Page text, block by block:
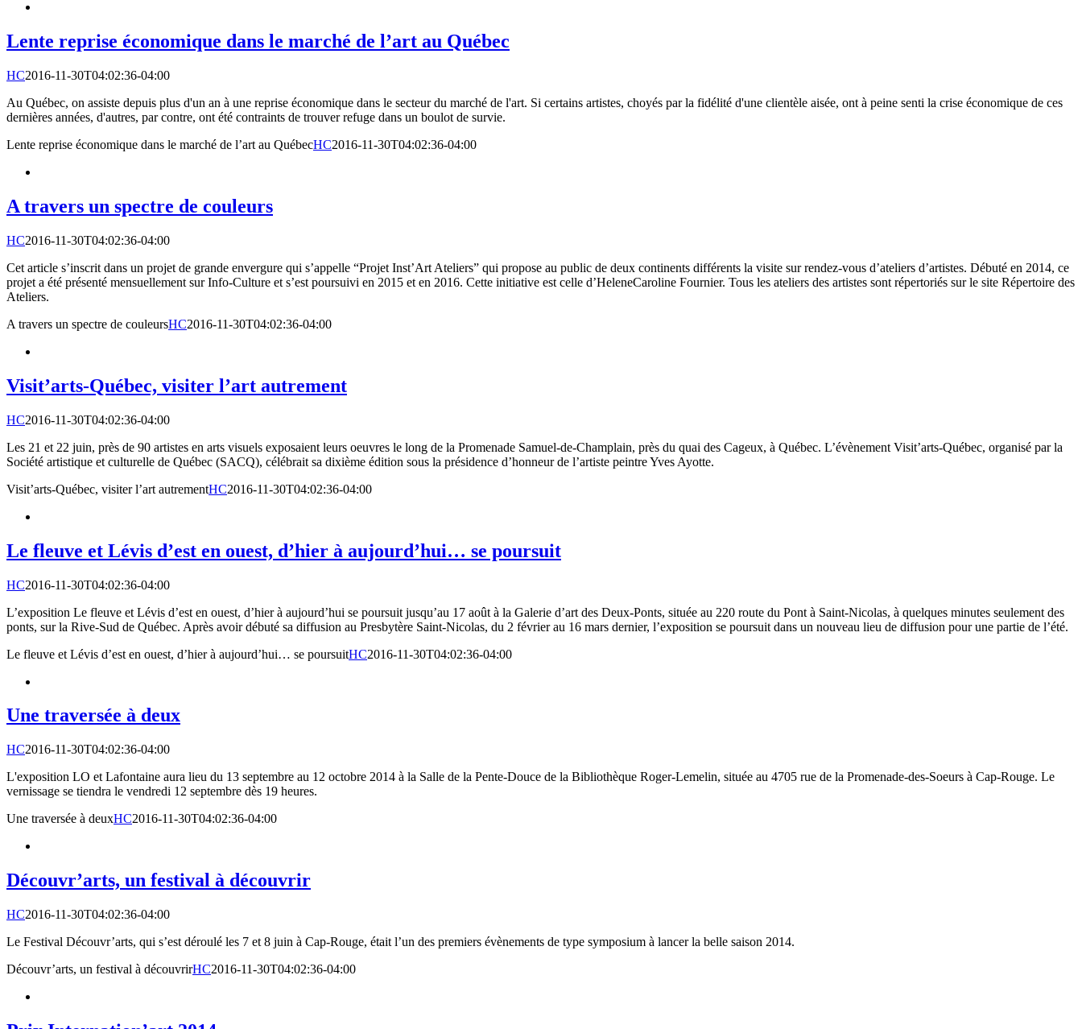
Lente reprise économique dans le marché de l’art au Québec
HC2016-11-30T04:02:36-04:00
Au Québec, on assiste depuis plus d'un an à une reprise économique dans le secteur du marché de l'art. Si certains artistes, choyés par la fidélité d'une clientèle aisée, ont à peine senti la crise économique de ces
dernières années, d'autres, par contre, ont été contraints de trouver refuge dans un boulot de survie.
Lente reprise économique dans le marché de l’art au QuébecHC2016-11-30T04:02:36-04:00
A travers un spectre de couleurs
HC2016-11-30T04:02:36-04:00
Cet article s’inscrit dans un projet de grande envergure qui s’appelle “Projet Inst’Art Ateliers” qui propose au public de deux continents différents la visite sur rendez-vous d’ateliers d’artistes. Débuté en 2014, ce
projet a été présenté mensuellement sur Info-Culture et s’est poursuivi en 2015 et en 2016. Cette initiative est celle d’HeleneCaroline Fournier. Tous les ateliers des artistes sont répertoriés sur le site Répertoire des
Ateliers.
A travers un spectre de couleursHC2016-11-30T04:02:36-04:00
Visit’arts-Québec, visiter l’art autrement
HC2016-11-30T04:02:36-04:00
Les 21 et 22 juin, près de 90 artistes en arts visuels exposaient leurs oeuvres le long de la Promenade Samuel-de-Champlain, près du quai des Cageux, à Québec. L’évènement Visit’arts-Québec, organisé par la
Société artistique et culturelle de Québec (SACQ), célébrait sa dixième édition sous la présidence d’honneur de l’artiste peintre Yves Ayotte.
Visit’arts-Québec, visiter l’art autrementHC2016-11-30T04:02:36-04:00
Le fleuve et Lévis d’est en ouest, d’hier à aujourd’hui… se poursuit
HC2016-11-30T04:02:36-04:00
L’exposition Le fleuve et Lévis d’est en ouest, d’hier à aujourd’hui se poursuit jusqu’au 17 août à la Galerie d’art des Deux-Ponts, située au 220 route du Pont à Saint-Nicolas, à quelques minutes seulement des
ponts, sur la Rive-Sud de Québec. Après avoir débuté sa diffusion au Presbytère Saint-Nicolas, du 2 février au 16 mars dernier, l’exposition se poursuit dans un nouveau lieu de diffusion pour une partie de l’été.
Le fleuve et Lévis d’est en ouest, d’hier à aujourd’hui… se poursuitHC2016-11-30T04:02:36-04:00
Une traversée à deux
HC2016-11-30T04:02:36-04:00
L'exposition LO et Lafontaine aura lieu du 13 septembre au 12 octobre 2014 à la Salle de la Pente-Douce de la Bibliothèque Roger-Lemelin, située au 4705 rue de la Promenade-des-Soeurs à Cap-Rouge. Le
vernissage se tiendra le vendredi 12 septembre dès 19 heures.
Une traversée à deuxHC2016-11-30T04:02:36-04:00
Découvr’arts, un festival à découvrir
HC2016-11-30T04:02:36-04:00
Le Festival Découvr’arts, qui s’est déroulé les 7 et 8 juin à Cap-Rouge, était l’un des premiers évènements de type symposium à lancer la belle saison 2014.
Découvr’arts, un festival à découvrirHC2016-11-30T04:02:36-04:00